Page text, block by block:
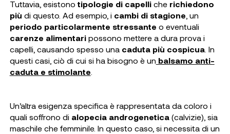
Tuttavia, esistono tipologie di capelliche richiedono
più di questo. Ad esempio, i cambi di stagione , un
periodo particolarmente stressante o eventuali
carenze alimentari possono mettere a dura prova i
capelli, causando spesso una caduta più cospicua. In
questi casi, ciò di cui si ha bisogno è un balsamo anti-
caduta e stimolante
Un’altra esigenza specifica è rappresentata da coloro i
quali soffrono di alopecia androgenetica(calvizie), sia
maschile che femminile. In questo caso, si necessita di un